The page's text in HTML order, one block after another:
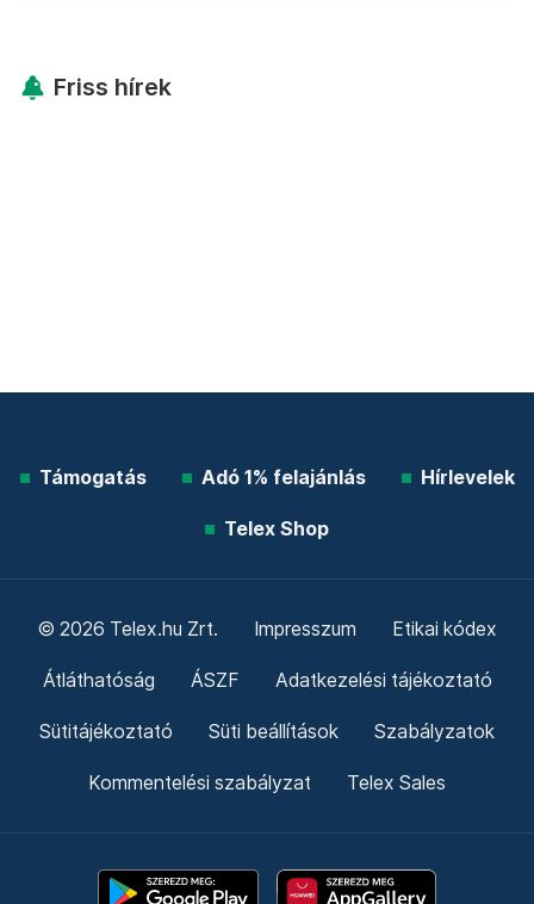
Friss hírek
Támogatás Adó 1% felajánlás Hírlevelek
Telex Shop
© 2026 Telex.hu Zrt. Impresszum Etikai kódex
Átláthatóság ÁSZF Adatkezelési tájékoztató
Sütitájékoztató Süti beállítások Szabályzatok
Kommentelési szabályzat Telex Sales